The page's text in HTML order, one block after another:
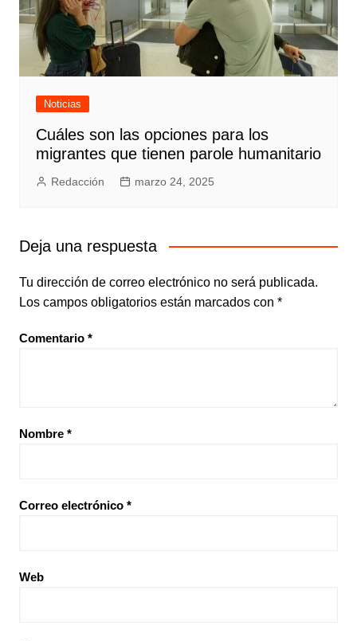
Noticias
Cuáles son las opciones para los
migrantes que tienen parole humanitario
Redacción marzo 24, 2025
Deja una respuesta
Tu dirección de correo electrónico no será publicada.
Los campos obligatorios están marcados con *
Comentario *
Nombre *
Correo electrónico *
Web